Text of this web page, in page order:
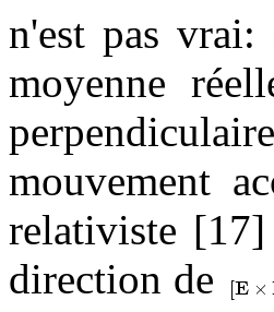
n'est pas
moyenne
mouvement
relativiste
direction de